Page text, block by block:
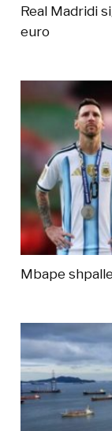
Real Madridi
euro
Mbape